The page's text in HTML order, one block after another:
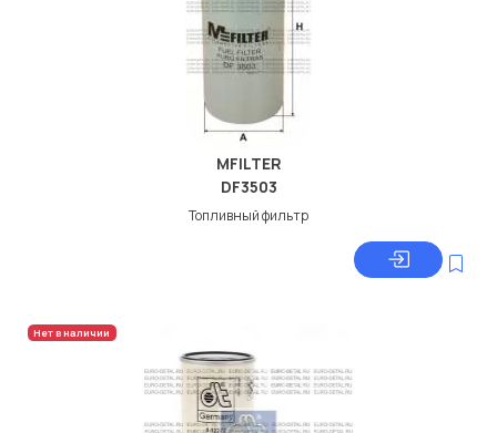
MFILTER
DF3503
Топливный фильтр
Нет в наличии